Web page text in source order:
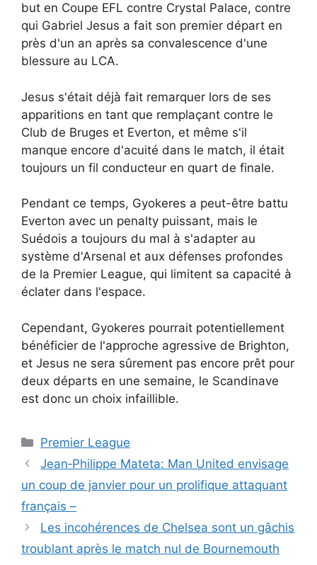
but en Coupe EFL contre Crystal Palace, contre
qui Gabriel Jesus a fait son premier départ en
près d'un an après sa convalescence d'une
blessure au LCA.
Jesus s'était déjà fait remarquer lors de ses
apparitions en tant que remplaçant contre le
Club de Bruges et Everton, et même s'il
manque encore d'acuité dans le match, il était
toujours un fil conducteur en quart de finale.
Pendant ce temps, Gyokeres a peut-être battu
Everton avec un penalty puissant, mais le
Suédois a toujours du mal à s'adapter au
système d'Arsenal et aux défenses profondes
de la Premier League, qui limitent sa capacité à
éclater dans l'espace.
Cependant, Gyokeres pourrait potentiellement
bénéficier de l'approche agressive de Brighton,
et Jesus ne sera sûrement pas encore prêt pour
deux départs en une semaine, le Scandinave
est donc un choix infaillible.
Catégories
Premier League
Jean‑Philippe Mateta: Man United envisage
un coup de janvier pour un prolifique attaquant
français –
Les incohérences de Chelsea sont un gâchis
troublant après le match nul de Bournemouth